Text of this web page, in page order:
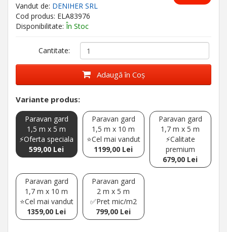
Vandut de: DENIHER SRL
Cod produs: ELA83976
Disponibilitate: În Stoc
Cantitate:
Adaugă în Coş
Variante produs:
Paravan gard
1,5 m x 5 m
⚡Oferta speciala
599,00 Lei
Paravan gard
1,5 m x 10 m
⭐Cel mai vandut
1199,00 Lei
Paravan gard
1,7 m x 5 m
⚡Calitate
premium
679,00 Lei
Paravan gard
1,7 m x 10 m
⭐Cel mai vandut
1359,00 Lei
Paravan gard
2 m x 5 m
✅Pret mic/m2
799,00 Lei